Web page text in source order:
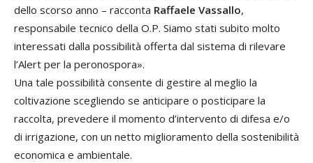
dello scorso anno – racconta Raffaele Vassallo,
responsabile tecnico della O.P. Siamo stati subito molto
interessati dalla possibilità offerta dal sistema di rilevare
l’Alert per la peronospora».
Una tale possibilità consente di gestire al meglio la
coltivazione scegliendo se anticipare o posticipare la
raccolta, prevedere il momento d’intervento di difesa e/o
di irrigazione, con un netto miglioramento della sostenibilità
economica e ambientale.